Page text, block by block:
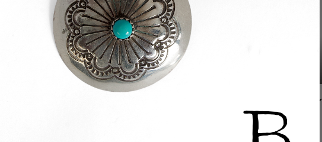
【MOUNTAIN EQUIPMENT マウン
テンイクイップメント】TECH PAN
TS WARM テックパンツ...